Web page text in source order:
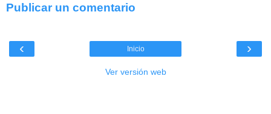
Publicar un comentario
‹ ›
Inicio
Ver versión web